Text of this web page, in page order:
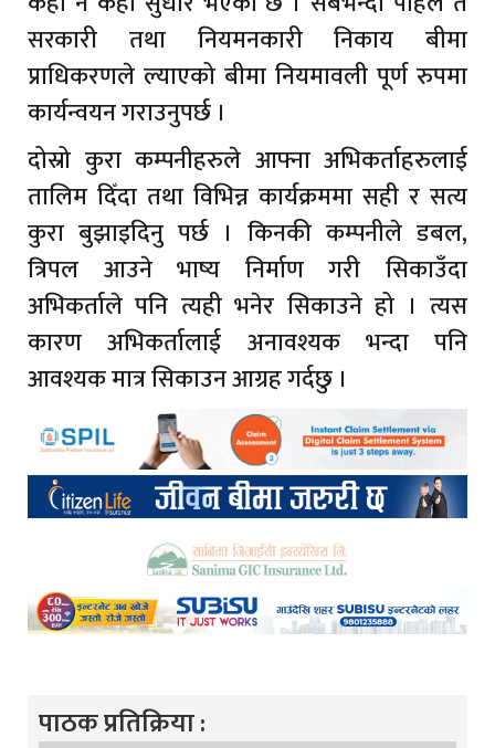
सरकारी तथा नियमनकारी निकाय बीमा
प्राधिकरणले ल्याएको बीमा नियमावली पूर्ण रुपमा
कार्यन्वयन गराउनुपर्छ ।
दोस्रो कुरा कम्पनीहरुले आफ्ना अभिकर्ताहरुलाई
तालिम दिँदा तथा विभिन्न कार्यक्रममा सही र सत्य
कुरा बुझाइदिनु पर्छ । किनकी कम्पनीले डबल,
त्रिपल आउने भाष्य निर्माण गरी सिकाउँदा
अभिकर्ताले पनि त्यही भनेर सिकाउने हो । त्यस
कारण अभिकर्तालाई अनावश्यक भन्दा पनि
आवश्यक मात्र सिकाउन आग्रह गर्दछु ।
पाठक प्रतिक्रिया :